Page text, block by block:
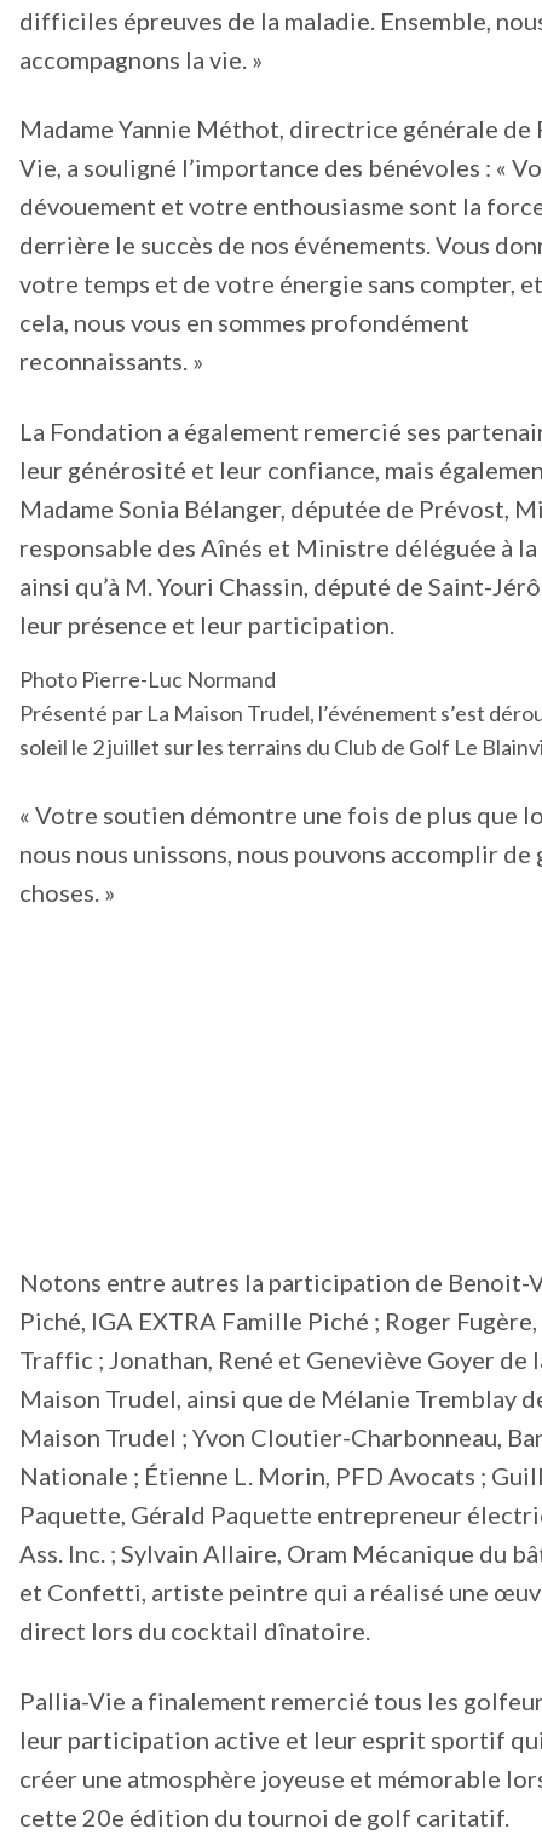
difficiles épreuves de la maladie. Ensemble,
accompagnons la vie. »
Madame Yannie Méthot, directrice générale de
Vie, a souligné l’importance des bénévoles : «
dévouement et votre enthousiasme sont la
derrière le succès de nos événements. Vous
votre temps et de votre énergie sans compter,
cela, nous vous en sommes profondément
reconnaissants. »
La Fondation a également remercié ses
leur générosité et leur confiance, mais
Madame Sonia Bélanger, députée de Prévost,
responsable des Aînés et Ministre déléguée à la
ainsi qu’à M. Youri Chassin, député de Saint-
leur présence et leur participation.
Photo Pierre-Luc Normand
Présenté par La Maison Trudel, l’événement s’est
soleil le 2 juillet sur les terrains du Club de Golf Le
« Votre soutien démontre une fois de plus que
nous nous unissons, nous pouvons accomplir de
choses. »
Notons entre autres la participation de Benoit-
Piché, IGA EXTRA Famille Piché ; Roger
Traffic ; Jonathan, René et Geneviève Goyer de
Maison Trudel, ainsi que de Mélanie Tremblay
Maison Trudel ; Yvon Cloutier-Charbonneau,
Nationale ; Étienne L. Morin, PFD Avocats ;
Paquette, Gérald Paquette entrepreneur
Ass. Inc. ; Sylvain Allaire, Oram Mécanique du
et Confetti, artiste peintre qui a réalisé une
direct lors du cocktail dînatoire.
Pallia-Vie a finalement remercié tous les
leur participation active et leur esprit sportif
créer une atmosphère joyeuse et mémorable
cette 20e édition du tournoi de golf caritatif.